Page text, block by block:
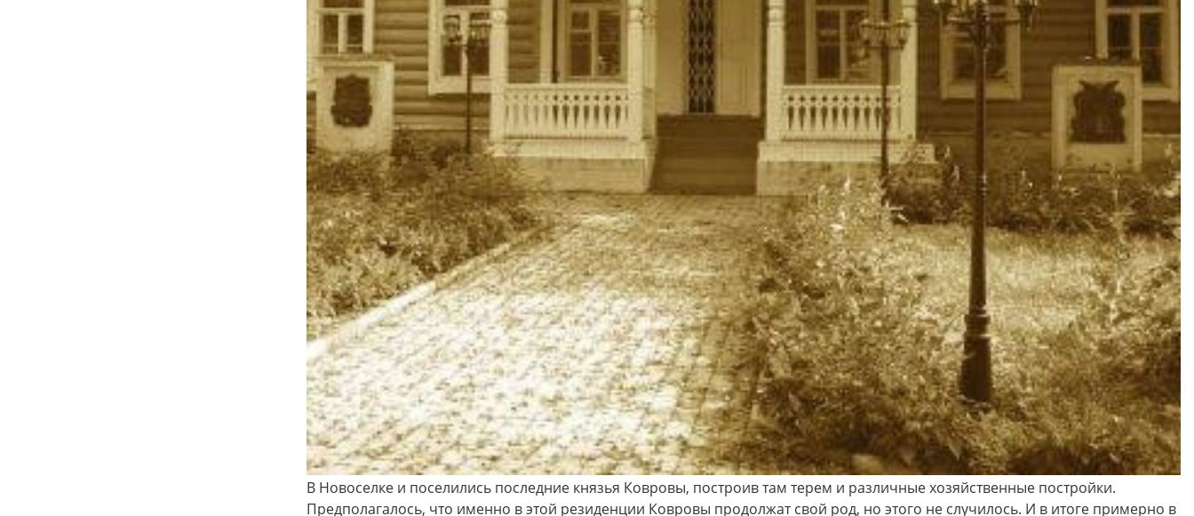
В Новоселке и поселились последние князья Ковровы, построив там терем и различные хозяйственные постройки.
Предполагалось, что именно в этой резиденции Ковровы продолжат свой род, но этого не случилось. И в итоге примерно в